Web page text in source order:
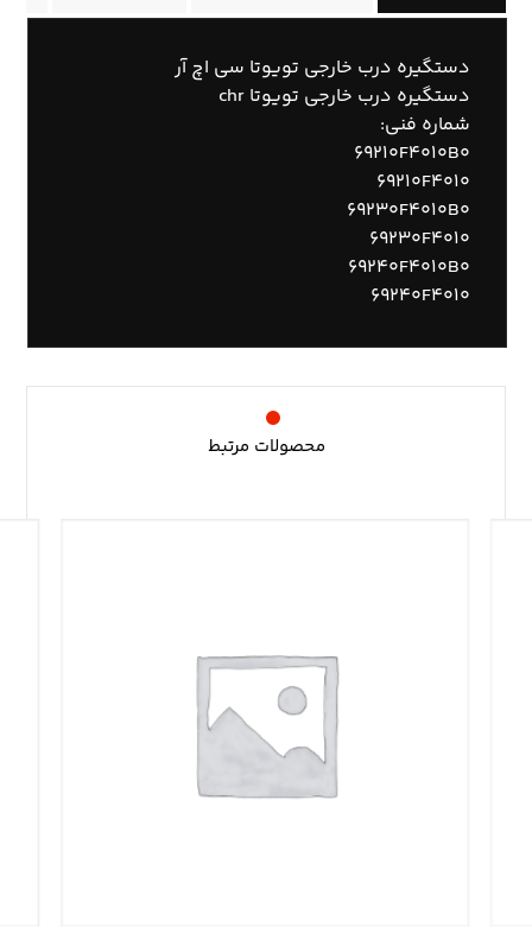
دستگیره درب خارجی تویوتا سی اچ آر
دستگیره درب خارجی تویوتا chr
شماره فنی:
۶۹۲۱۰F۴۰۱۰B۰
۶۹۲۱۰F۴۰۱۰
۶۹۲۳۰F۴۰۱۰B۰
۶۹۲۳۰F۴۰۱۰
۶۹۲۴۰F۴۰۱۰B۰
۶۹۲۴۰F۴۰۱۰
محصولات مرتبط